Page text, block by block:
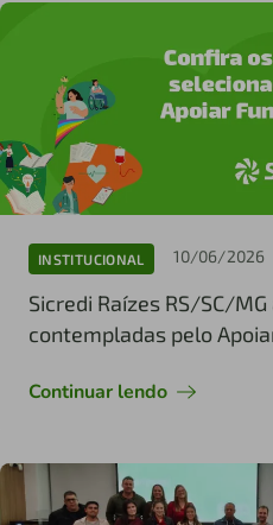
INSTITUCIONAL 10/06/2026
Sicredi Raízes RS/SC/
contempladas pelo
Continuar lendo